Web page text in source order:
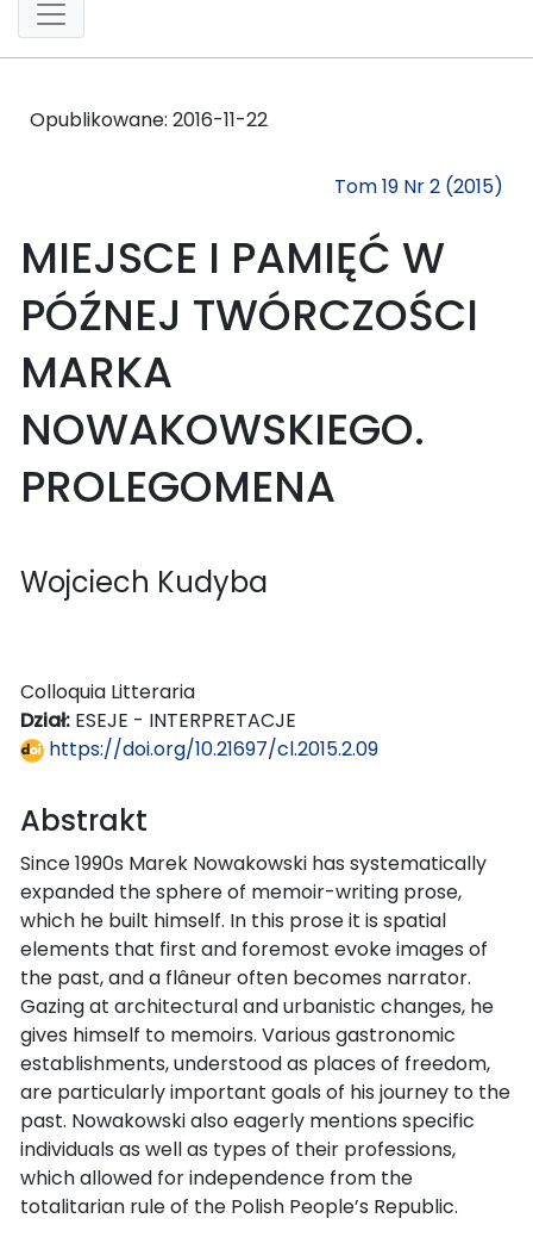
Opublikowane: 2016-11-22
Tom 19 Nr 2 (2015)
MIEJSCE I PAMIĘĆ W
PÓŹNEJ TWÓRCZOŚCI
MARKA
NOWAKOWSKIEGO.
PROLEGOMENA
Wojciech Kudyba
Colloquia Litteraria
Dział: ESEJE - INTERPRETACJE
https://doi.org/10.21697/cl.2015.2.09
Abstrakt
Since 1990s Marek Nowakowski has systematically
expanded the sphere of memoir-writing prose,
which he built himself. In this prose it is spatial
elements that first and foremost evoke images of
the past, and a flâneur often becomes narrator.
Gazing at architectural and urbanistic changes, he
gives himself to memoirs. Various gastronomic
establishments, understood as places of freedom,
are particularly important goals of his journey to the
past. Nowakowski also eagerly mentions specific
individuals as well as types of their professions,
which allowed for independence from the
totalitarian rule of the Polish People’s Republic.